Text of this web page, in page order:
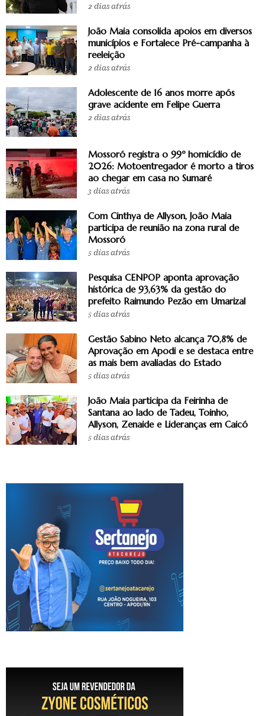
2 dias atrás
João Maia consolida apoios em diversos
municípios e Fortalece Pré-campanha à
reeleição
2 dias atrás
Adolescente de 16 anos morre após
grave acidente em Felipe Guerra
2 dias atrás
Mossoró registra o 99º homicídio de
2026: Motoentregador é morto a tiros
ao chegar em casa no Sumaré
3 dias atrás
Com Cinthya de Allyson, João Maia
participa de reunião na zona rural de
Mossoró
5 dias atrás
Pesquisa CENPOP aponta aprovação
histórica de 93,63% da gestão do
prefeito Raimundo Pezão em Umarizal
5 dias atrás
Gestão Sabino Neto alcança 70,8% de
Aprovação em Apodi e se destaca entre
as mais bem avaliadas do Estado
5 dias atrás
João Maia participa da Feirinha de
Santana ao lado de Tadeu, Toinho,
Allyson, Zenaide e Lideranças em Caicó
5 dias atrás